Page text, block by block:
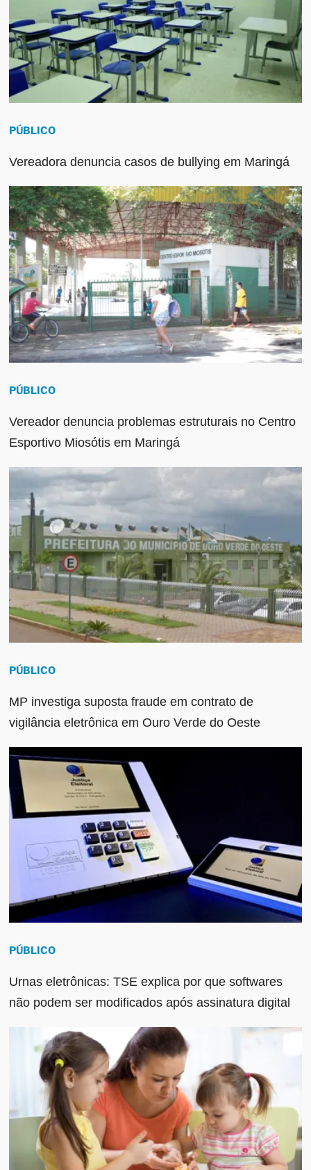
PÚBLICO
Vereadora denuncia casos de bullying em Maringá
PÚBLICO
Vereador denuncia problemas estruturais no Centro
Esportivo Miosótis em Maringá
PÚBLICO
MP investiga suposta fraude em contrato de
vigilância eletrônica em Ouro Verde do Oeste
PÚBLICO
Urnas eletrônicas: TSE explica por que softwares
não podem ser modificados após assinatura digital